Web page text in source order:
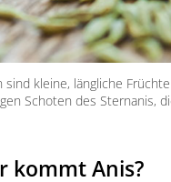
sind kleine, längliche
Schoten des Sternanis,
kommt Anis?